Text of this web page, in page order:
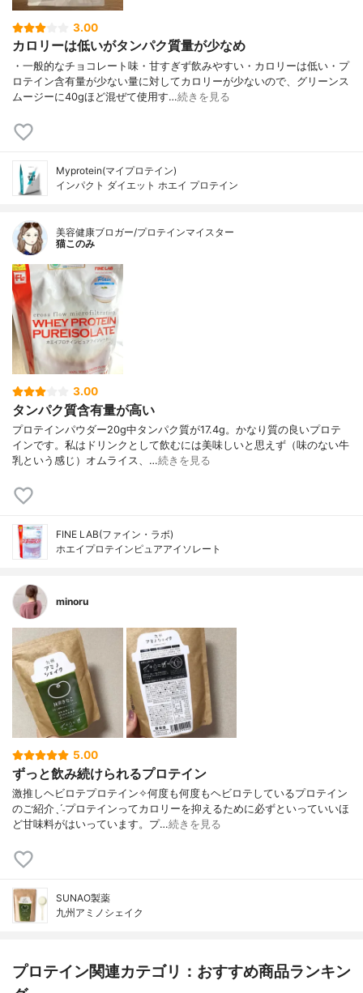
3.00
カロリーは低いがタンパク質量が少なめ
・一般的なチョコレート味・甘すぎず飲みやすい・カロリーは低い・プ
ロテイン含有量が少ない量に対してカロリーが少ないので、グリーンス
ムージーに40gほど混ぜて使用す…続きを見る
Myprotein(マイプロテイン)
インパクト ダイエット ホエイ プロテイン
美容健康ブロガー/プロテインマイスター
猫このみ
3.00
タンパク質含有量が高い
プロテインパウダー20g中タンパク質が17.4g。かなり質の良いプロテ
インです。私はドリンクとして飲むには美味しいと思えず（味のない牛
乳という感じ）オムライス、…続きを見る
FINE LAB(ファイン・ラボ)
ホエイプロテインピュアアイソレート
minoru
5.00
ずっと飲み続けられるプロテイン
激推しヘビロテプロテイン✧何度も何度もヘビロテしているプロテイン
のご紹介ˎˊ˗プロテインってカロリーを抑えるために必ずといっていいほ
ど甘味料がはいっています。プ…続きを見る
SUNAO製薬
九州アミノシェイク
プロテイン関連カテゴリ：おすすめ商品ランキン